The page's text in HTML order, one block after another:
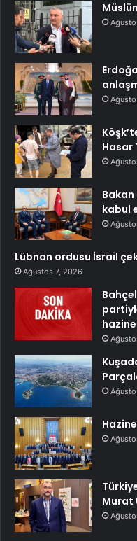
Hasar
kabul
Lübnan ordusu İsrail
Ağustos 7, 2026
Murat